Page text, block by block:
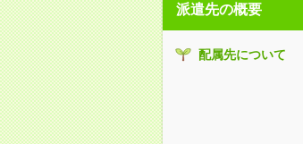
派遣先の概要
配属先について